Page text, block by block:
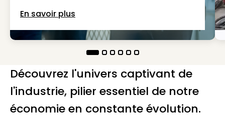
En savoir plus
Découvrez l'univers captivant de
l'industrie, pilier essentiel de notre
économie en constante évolution.